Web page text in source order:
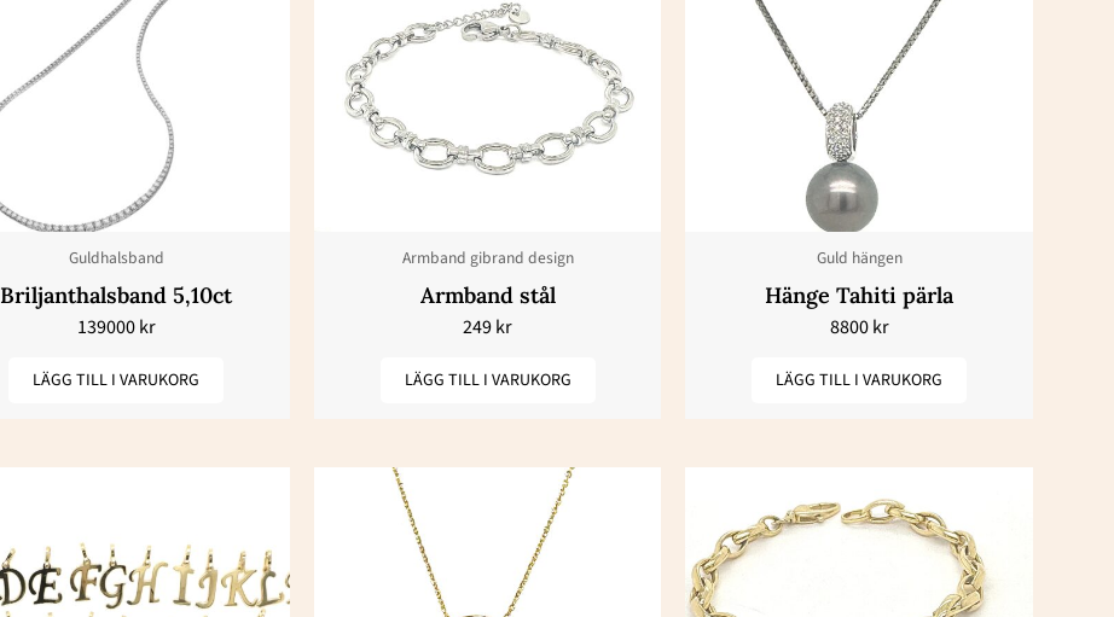
Guldhalsband
Briljanthalsband 5,10ct
139000kr
LÄGG TILL I VARUKORG
Armband gibrand design
Armband stål
249kr
LÄGG TILL I VARUKORG
Guld hängen
Hänge Tahiti pärla
8800kr
LÄGG TILL I VARUKORG
produkten
har